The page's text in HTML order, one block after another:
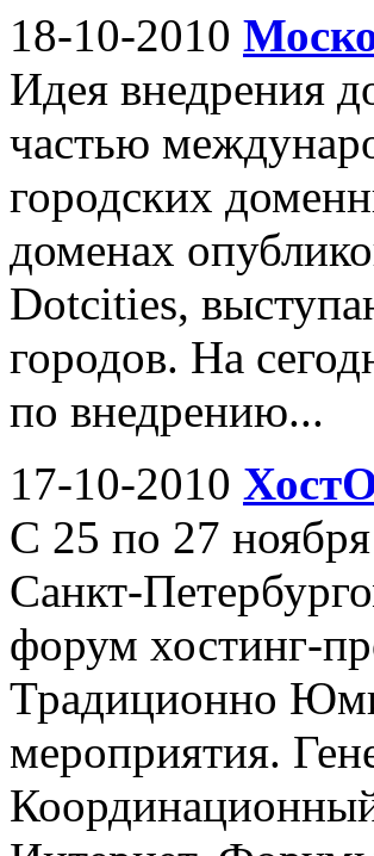
18-10-2010
Идея внедрения
частью
городских
доменах
Dotcities,
городов. На
по внедрению...
17-10-2010
С 25 по 27
Санкт-
форум хостинг-
Традиционно
мероприятия.